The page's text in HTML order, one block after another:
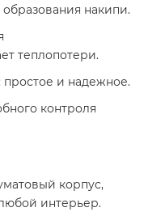
накипи.
теплопотери.
простое и надежное.
контроля
корпус,
интерьер.